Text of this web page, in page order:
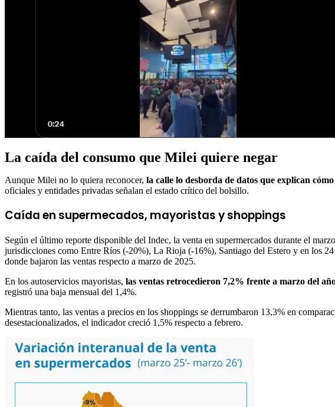
La caída del consumo que Milei quiere negar
Aunque Milei no lo quiera reconocer, la calle lo desborda de datos que explican
oficiales y entidades privadas señalan el estado crítico del bolsillo.
Caída en supermecados, mayoristas y shoppings
Según el último reporte disponible del Indec, la venta en supermercados durante el
jurisdicciones como Entre Ríos (-20%), La Rioja (-16%), Santiago del Estero y en los
donde bajaron las ventas respecto a marzo de 2025.
En los autoservicios mayoristas, las ventas retrocedieron 7,2% frente a marzo del
registró una baja mensual del 1,4%.
Mientras tanto, las ventas a precios en los shoppings se derrumbaron 13,3% en
desestacionalizados, el indicador creció 1,5% respecto a febrero.